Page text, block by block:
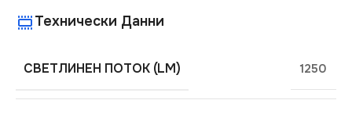
Технически Данни
СВЕТЛИНЕН ПОТОК (LM) 1250